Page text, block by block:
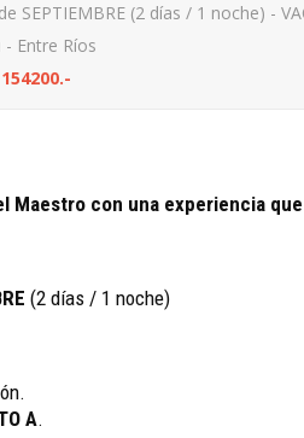
SEPTIEMBRE (2 días / 1 noche) -
- Entre Ríos
Maestro con una experiencia
(2 días / 1 noche)
A.